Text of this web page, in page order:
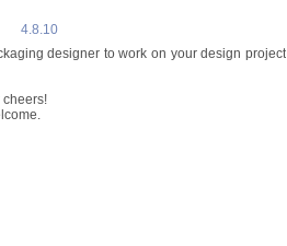
4.8.10
designer to work on your design project
cheers!